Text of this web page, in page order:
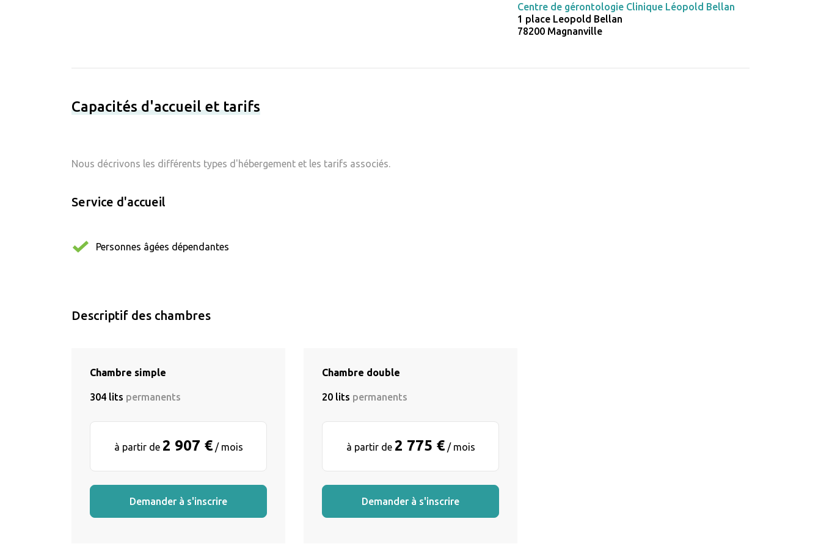
Centre de gérontologie Clinique Léopold Bellan
1 place Leopold Bellan
78200 Magnanville
Capacités d'accueil et tarifs
Nous décrivons les différents types d'hébergement et les tarifs associés.
Service d'accueil
Personnes âgées dépendantes
Descriptif des chambres
Chambre simple
304 lits permanents
à partir de 2 907 €/ mois
Demander à s'inscrire
Chambre double
20 lits permanents
à partir de 2 775 €/ mois
Demander à s'inscrire